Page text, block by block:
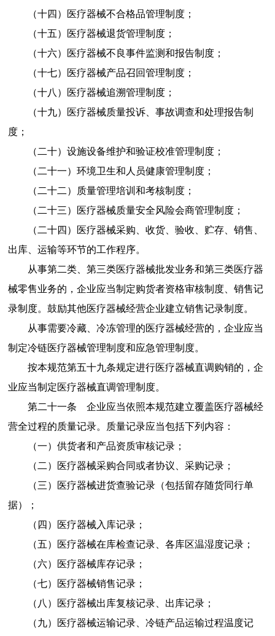
（十四）
医疗器械不合格品管理制度；
（十五）
医疗器械退货管理制度；
（十六）
医疗器械不良事件监测和报告制度；
（十七）
医疗器械产品召回管理制度；
（十八）
医疗器械追溯管理制度；
（十九）
医疗器械质量投诉、事故调查和处理报告制
度；
（二十） 设施设备维护和验证校准管理制度；
（二十一） 环境卫生和人员健康管理制度；
（二十二）
质量管理培训和考核制度；
（二十三）
医疗器械质量安全风险会商管理制度；
（二十四）
医疗器械采购、收货、验收、贮存、销售、
出库、运输等环节的工作程序。
从事第二类、第三类医疗器械批发业务和第三类医疗器
械零售业务的，企业应当制定购货者资格审核制度、销售记
录制度。鼓励其他医疗器械经营企业建立销售记录制度。
从事需要冷藏、冷冻管理的医疗器械经营的，企业应当
制定冷链医疗器械管理制度和应急管理制度。
按本规范第五十九条规定进行医疗器械直调购销的，企
业应当制定医疗器械直调管理制度。
第二十一条 企业应当依照本规范建立覆盖医疗器械经
营全过程的质量记录。质量记录应当包括下列内容：
（一） 供货者和产品资质审核记录；
（二）
医疗器械采购合同或者协议、采购记录；
（三）
医疗器械进货查验记录（包括留存随货同行单
据）；
（四）
医疗器械入库记录；
（五）
医疗器械在库检查记录、各库区温湿度记录；
（六）
医疗器械库存记录；
（七）
医疗器械销售记录；
（八）
医疗器械出库复核记录、出库记录；
（九）
医疗器械运输记录、冷链产品运输过程温度记